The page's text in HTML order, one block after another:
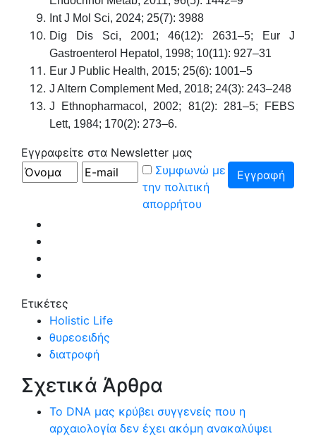
Int J Mol Sci, 2024; 25(7): 3988
Dig Dis Sci, 2001; 46(12): 2631–5; Eur J
Gastroenterol Hepatol, 1998; 10(11): 927–31
Eur J Public Health, 2015; 25(6): 1001–5
J Altern Complement Med, 2018; 24(3): 243–248
J Ethnopharmacol, 2002; 81(2): 281–5; FEBS
Lett, 1984; 170(2): 273–6.
Εγγραφείτε στα Newsletter μας
Συμφωνώ με
την πολιτική
απορρήτου
Ετικέτες
Holistic Life
θυρεοειδής
διατροφή
Σχετικά Άρθρα
Το DNA μας κρύβει συγγενείς που η
αρχαιολογία δεν έχει ακόμη ανακαλύψει